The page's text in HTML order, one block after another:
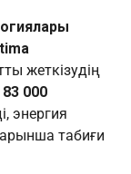
жеткізудің
83 000
энергия
табиғи